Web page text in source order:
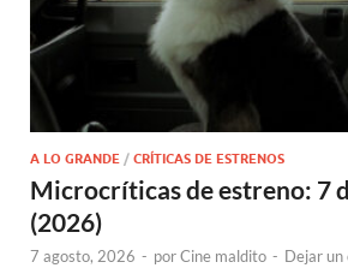
A LO GRANDE / CRÍTICAS DE ESTRENOS
Microcríticas de estreno: 7
(2026)
7 agosto, 2026 - porCine maldito - Dejar